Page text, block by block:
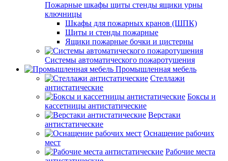
Пожарные шкафы щиты стенды ящики урны
ключницы
Шкафы для пожарных кранов (ШПК)
Щиты и стенды пожарные
Ящики пожарные бочки и цистерны
Системы автоматического пожаротушения
Промышленная мебель
Стеллажи
антистатические
Боксы и
кассетницы антистатические
Верстаки
антистатические
Оснащение рабочих
мест
Рабочие места